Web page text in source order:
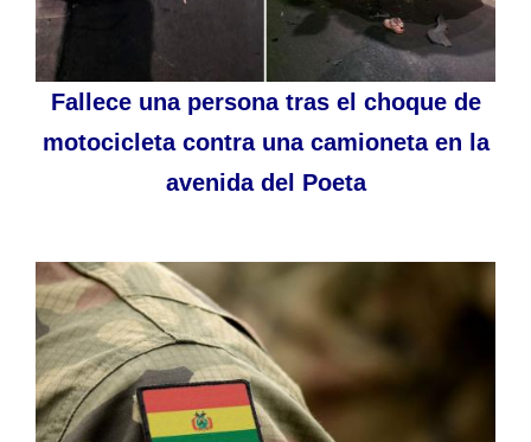
Fallece una persona tras el choque de
motocicleta contra una camioneta en la
avenida del Poeta